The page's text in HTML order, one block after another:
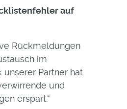
auf
Rückmeldungen
im
unserer Partner hat
und
erspart.“